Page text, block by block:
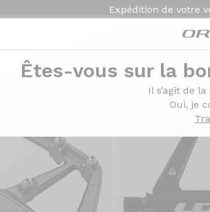
Expédition de votre
Êtes-vous sur la
Il s’agit de
Oui, je
Trail Roc